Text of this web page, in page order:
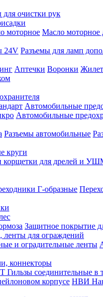
для очистки рук
моторное Масло моторное
24V Разъемы для ламп
Аптечки Воронки
Автомобильные
Автомобильные
Разъемы автомобильные
круги
корщетки для дрелей и
Г-образные
Защитное покрытие
ленты для ограждений
и оградительные ленты
коннекторы
Гильзы соединительные в
корпусе НВИ